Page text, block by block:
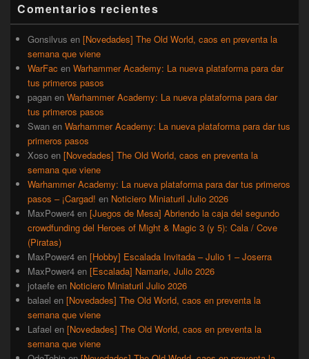
lateral
primaria
Comentarios recientes
Gonsilvus en [Novedades] The Old World, caos en preventa la
semana que viene
WarFac en Warhammer Academy: La nueva plataforma para dar
tus primeros pasos
pagan en Warhammer Academy: La nueva plataforma para dar
tus primeros pasos
Swan en Warhammer Academy: La nueva plataforma para dar tus
primeros pasos
Xoso en [Novedades] The Old World, caos en preventa la
semana que viene
Warhammer Academy: La nueva plataforma para dar tus primeros
pasos – ¡Cargad! en Noticiero Miniaturil Julio 2026
MaxPower4 en [Juegos de Mesa] Abriendo la caja del segundo
crowdfunding del Heroes of Might & Magic 3 (y 5): Cala / Cove
(Piratas)
MaxPower4 en [Hobby] Escalada Invitada – Julio 1 – Joserra
MaxPower4 en [Escalada] Namarie, Julio 2026
jotaefe en Noticiero Miniaturil Julio 2026
balael en [Novedades] The Old World, caos en preventa la
semana que viene
Lafael en [Novedades] The Old World, caos en preventa la
semana que viene